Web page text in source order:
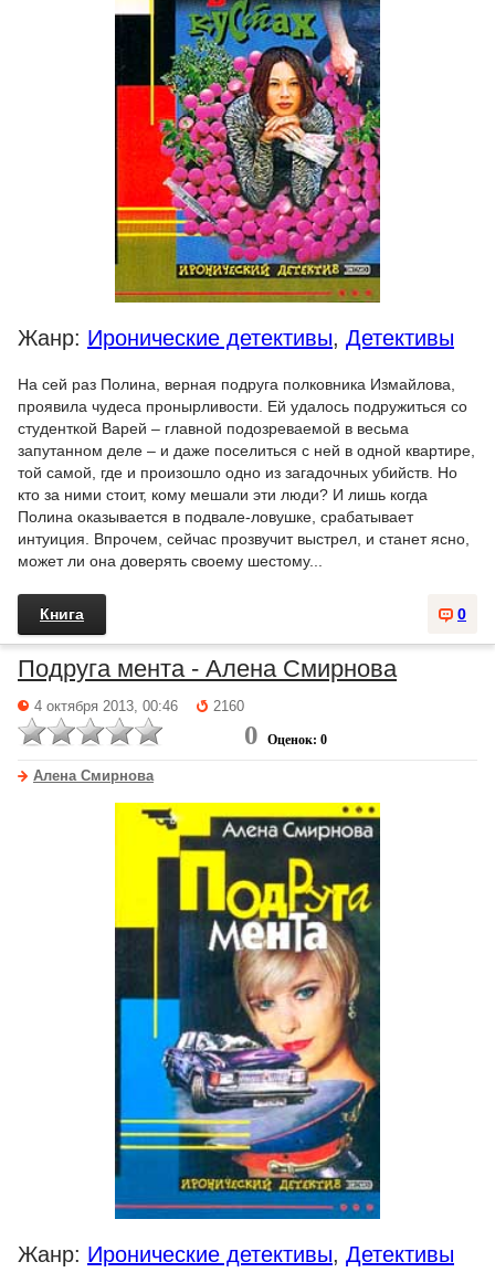
Жанр: Иронические детективы, Детективы
На сей раз Полина, верная подруга полковника Измайлова,
проявила чудеса пронырливости. Ей удалось подружиться со
студенткой Варей – главной подозреваемой в весьма
запутанном деле – и даже поселиться с ней в одной квартире,
той самой, где и произошло одно из загадочных убийств. Но
кто за ними стоит, кому мешали эти люди? И лишь когда
Полина оказывается в подвале-ловушке, срабатывает
интуиция. Впрочем, сейчас прозвучит выстрел, и станет ясно,
может ли она доверять своему шестому...
0
Книга
Подруга мента - Алена Смирнова
4 октября 2013, 00:46 2160
0 Оценок: 0
Алена Смирнова
Жанр: Иронические детективы, Детективы